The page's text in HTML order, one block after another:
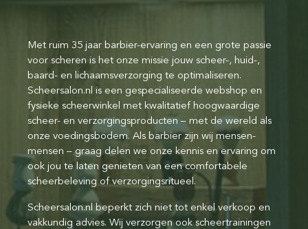
Met ruim 35 jaar barbier-ervaring en een grote passie
voor scheren is het onze missie jouw scheer-, huid-,
baard- en lichaamsverzorging te optimaliseren.
Scheersalon.nl is een gespecialiseerde webshop en
fysieke scheerwinkel met kwalitatief hoogwaardige
scheer- en verzorgingsproducten – met de wereld als
onze voedingsbodem. Als barbier zijn wij mensen-
mensen – graag delen we onze kennis en ervaring om
ook jou te laten genieten van een comfortabele
scheerbeleving of verzorgingsritueel.
Scheersalon.nl beperkt zich niet tot enkel verkoop en
vakkundig advies. Wij verzorgen ook scheertrainingen